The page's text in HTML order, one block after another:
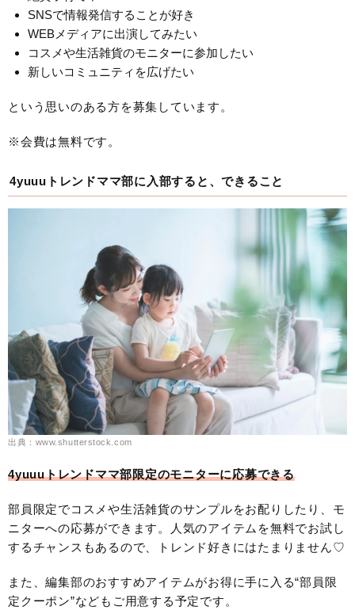
SNSで情報発信することが好き
WEBメディアに出演してみたい
コスメや生活雑貨のモニターに参加したい
新しいコミュニティを広げたい
という思いのある方を募集しています。
※会費は無料です。
4yuuuトレンドママ部に入部すると、できること
出典：www.shutterstock.com
4yuuuトレンドママ部限定のモニターに応募できる
部員限定でコスメや生活雑貨のサンプルをお配りしたり、モ
ニターへの応募ができます。人気のアイテムを無料でお試し
するチャンスもあるので、トレンド好きにはたまりません♡
また、編集部のおすすめアイテムがお得に手に入る“部員限
定クーポン”などもご用意する予定です。